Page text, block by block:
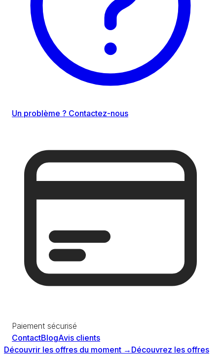
Un problème ? Contactez-nous
Paiement sécurisé
ContactBlogAvis clients
Découvrir les offres du moment → Découvrez les offres